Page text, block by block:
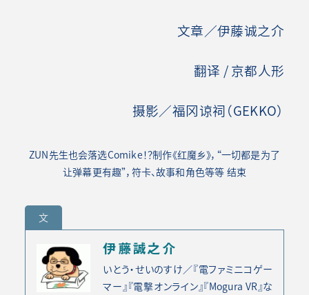
文章／伊藤诚之介
翻译 / 京都人形
摄影／福冈谅祠（GEKKO）
ZUN先生也会落选Comike！？制作《红魔乡》，“一切都是为了
让弹幕更有趣”，符卡、故事和角色等等 结束
文
伊藤誠之介
いとう・せいのすけ／『電ファミニコゲー
マー』『電撃オンライン』『Mogura VR』な